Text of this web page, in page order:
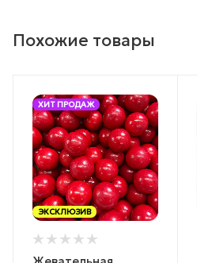
Похожие товары
ХИТ ПРОДАЖ
ЭКСКЛЮЗИВ